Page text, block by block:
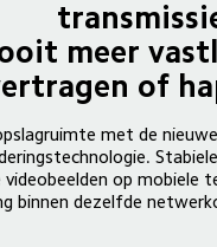
meer
of
met de
videobeelden op mobiele
binnen dezelfde